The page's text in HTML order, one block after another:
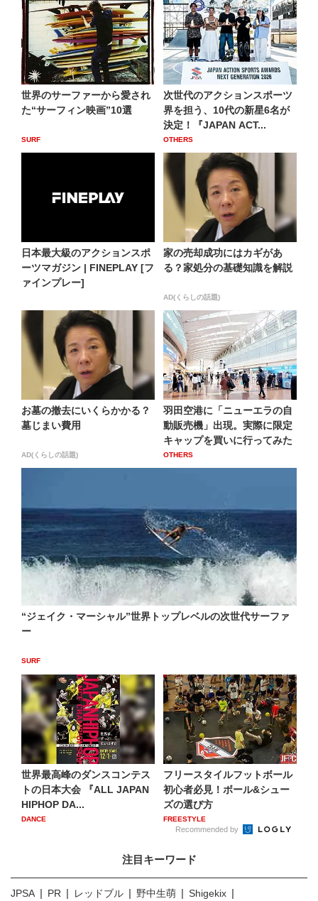
世界のサーファーから愛され
た“サーフィン映画”10選
SURF
次世代のアクションスポーツ
界を担う、10代の新星6名が
決定！『JAPAN ACT...
OTHERS
日本最大級のアクションスポ
ーツマガジン | FINEPLAY [フ
ァインプレー]
家の売却成功にはカギがあ
る？家処分の基礎知識を解説
AD(くらしの話題)
お墓の撤去にいくらかかる？
墓じまい費用
AD(くらしの話題)
羽田空港に「ニューエラの自
動販売機」出現。実際に限定
キャップを買いに行ってみた
OTHERS
“ジェイク・マーシャル”世界トップレベルの次世代サーファ
ー
SURF
世界最高峰のダンスコンテス
トの日本大会 『ALL JAPAN
HIPHOP DA...
DANCE
フリースタイルフットボール
初心者必見！ボール&シュー
ズの選び方
FREESTYLE
Recommended by
注目キーワード
JPSA PR レッドブル 野中生萌
Shigekix